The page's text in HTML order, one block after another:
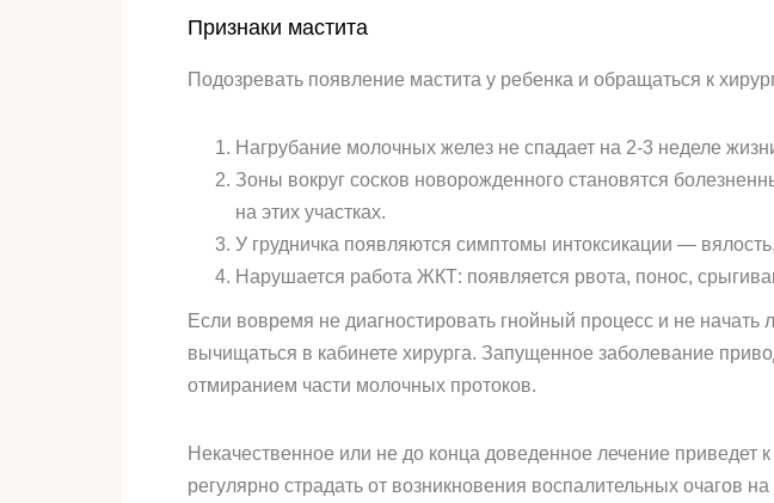
Признаки мастита
Подозревать появление мастита у ребенка и обращаться к
Нагрубание молочных желез не спадает на 2-3 неделе
Зоны вокруг сосков новорожденного становятся
на этих участках.
У грудничка появляются симптомы интоксикации —
Нарушается работа ЖКТ: появляется рвота, понос,
Если вовремя не диагностировать гнойный процесс и не
вычищаться в кабинете хирурга. Запущенное заболевание
отмиранием части молочных протоков.
Некачественное или не до конца доведенное лечение приведет
регулярно страдать от возникновения воспалительных очагов на